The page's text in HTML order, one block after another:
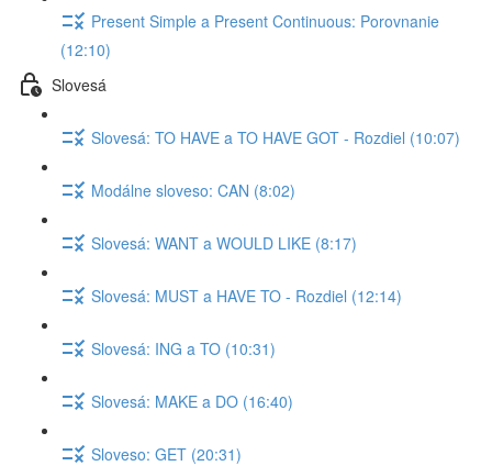
Present Simple a Present Continuous: Porovnanie
(12:10)
Slovesá
Slovesá: TO HAVE a TO HAVE GOT - Rozdiel (10:07)
Modálne sloveso: CAN (8:02)
Slovesá: WANT a WOULD LIKE (8:17)
Slovesá: MUST a HAVE TO - Rozdiel (12:14)
Slovesá: ING a TO (10:31)
Slovesá: MAKE a DO (16:40)
Sloveso: GET (20:31)